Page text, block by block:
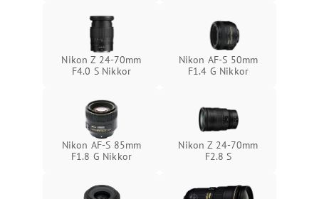
Nikon Z 24-70mm
F4.0 S Nikkor
Nikon AF-S 50mm
F1.4 G Nikkor
Nikon AF-S 85mm
F1.8 G Nikkor
Nikon Z 24-70mm
F2.8 S